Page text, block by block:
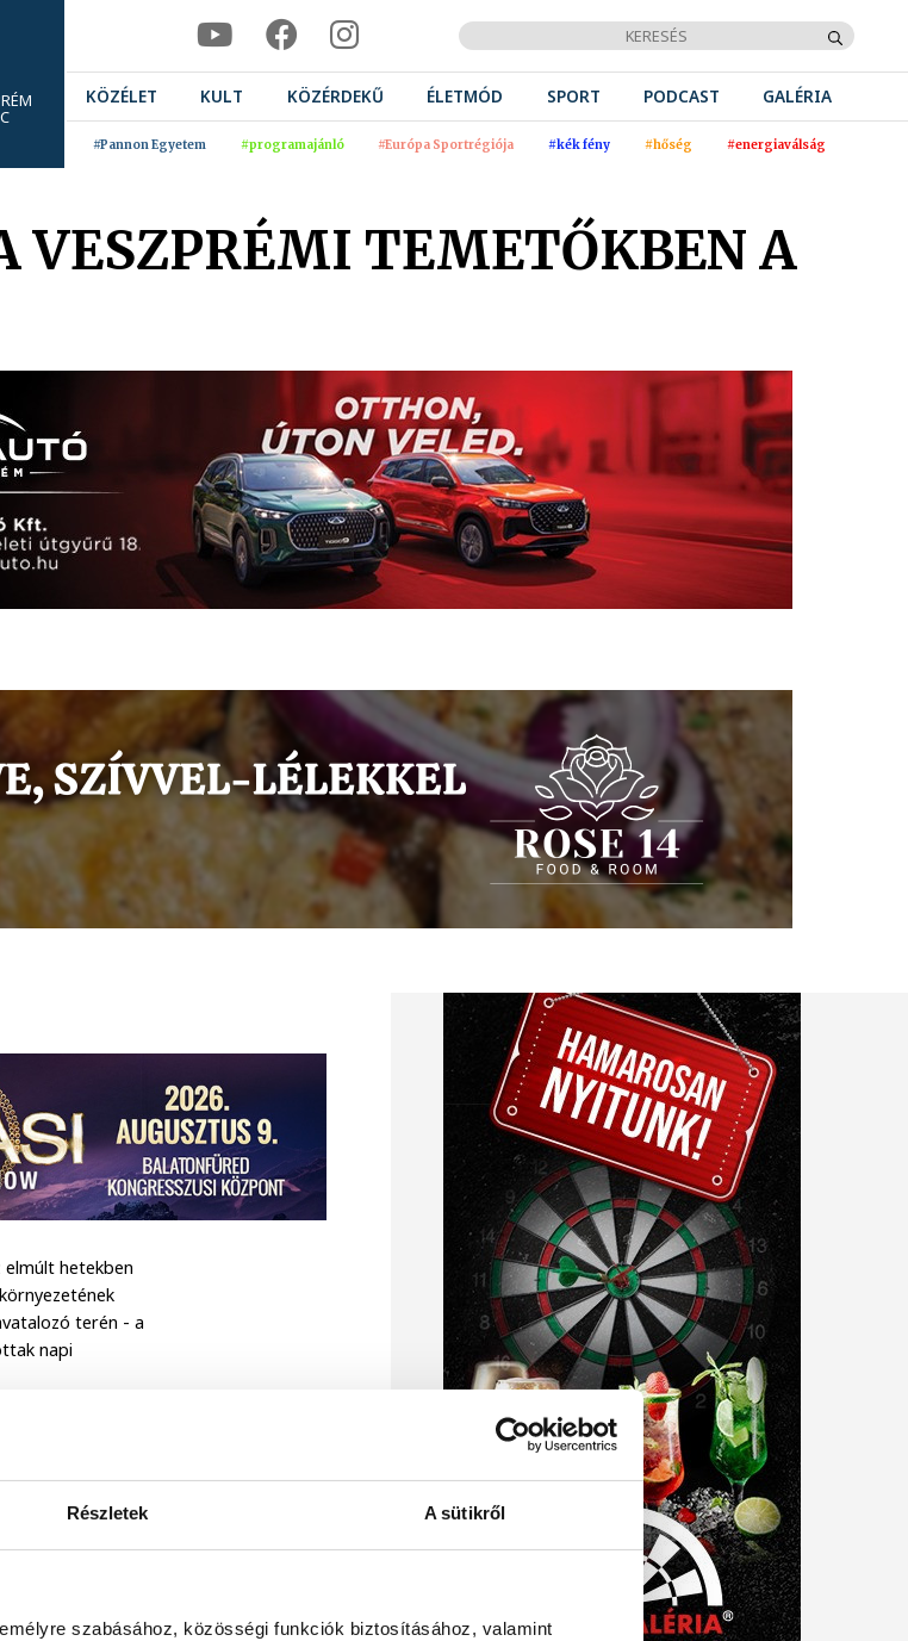
Részletek A sütikről
szabásához, közösségi funkciók biztosításához, valamint
KÖZÉLET KULT KÖZÉRDEKŰ ÉLETMÓD SPORT PODCAST GALÉRIA
#Pannon Egyetem #programajánló #Európa Sportrégiója #kék fény #hőség #energiaválság
TEMETŐKBEN A
elmúlt hetekben
terén - a
napi